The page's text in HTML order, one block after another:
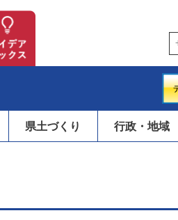
県土づくり 行政・地域